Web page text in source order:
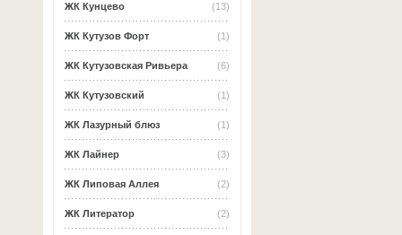
(13)
ЖК Кунцево
(1)
ЖК Кутузов Форт
(6)
ЖК Кутузовская Ривьера
(1)
ЖК Кутузовский
(1)
ЖК Лазурный блюз
(3)
ЖК Лайнер
(2)
ЖК Липовая Аллея
(2)
ЖК Литератор